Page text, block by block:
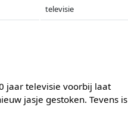
televisie
jaar televisie voorbij laat
jasje gestoken. Tevens is